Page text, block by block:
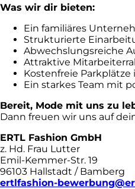
Was wir dir bieten:
Ein familiäres
Strukturierte
Abwechslungsreiche
Attraktive
Kostenfreie Parkplätze
Ein starkes Team mit
Bereit, Mode mit uns zu
Dann freuen wir uns auf
ERTL Fashion GmbH
z. Hd. Frau Lutter
Emil-Kemmer-Str. 19
96103 Hallstadt / Bamberg
ertlfashion-